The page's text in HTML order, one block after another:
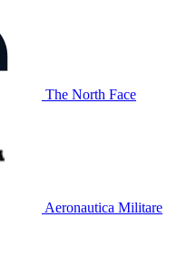
The North Face
Aeronautica Militare